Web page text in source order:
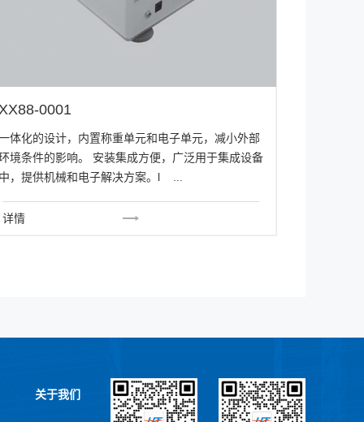
0001
体化的设计，内置称重单元和电子单元，减小外部
境条件的影响。 安装集成方便，广泛用于集成设备
中，提供机械和电子解决方案。l ...
详情
关于我们